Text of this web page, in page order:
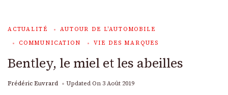
ACTUALITÉ
AUTOUR DE L'AUTOMOBILE
COMMUNICATION
VIE DES MARQUES
Bentley, le miel et les abeilles
Frédéric Euvrard Updated On 3 Août 2019